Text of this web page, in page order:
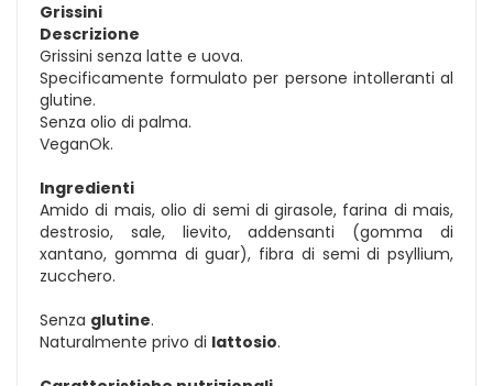
Grissini
Descrizione
Grissini senza latte e uova.
Specificamente formulato per persone intolleranti al
glutine.
Senza olio di palma.
VeganOk.
Ingredienti
Amido di mais, olio di semi di girasole, farina di mais,
destrosio, sale, lievito, addensanti (gomma di
xantano, gomma di guar), fibra di semi di psyllium,
zucchero.
Senza glutine.
Naturalmente privo di lattosio.